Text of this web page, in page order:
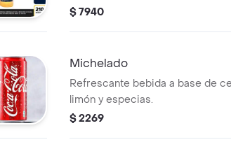
día.
$ 7940
Michelado
Refrescante bebida a base de
limón y especias.
$ 2269